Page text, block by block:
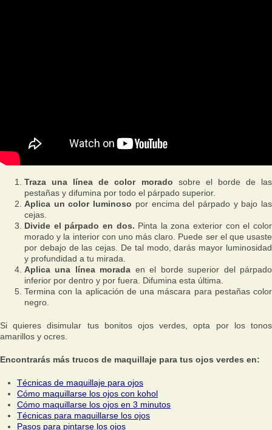
Traza una línea de color morado sobre el borde de las
pestañas y difumina por todo el párpado superior.
Aplica un color luminoso por encima del párpado y bajo las
cejas.
Divide el párpado en dos. Pinta la zona exterior con el color
morado y la interior con uno más claro. Puede ser el que usaste
por debajo de las cejas. De tal modo, darás mayor luminosidad
y profundidad a tu mirada.
Aplica una línea morada en el borde superior del párpado
inferior por dentro y por fuera. Difumina esta última.
Termina con la aplicación de una máscara para pestañas color
negro.
Si quieres disimular tus bonitos ojos verdes, opta por los tonos
amarillos y ocres.
Encontrarás más trucos de maquillaje para tus ojos verdes en:
Técnicas de maquillaje para ojos
Cómo maquillarse los ojos con kohol
Cómo maquillarse los ojos en 3 minutos
Técnicas para maquillarse los ojos
Pasos para pintarse los ojos